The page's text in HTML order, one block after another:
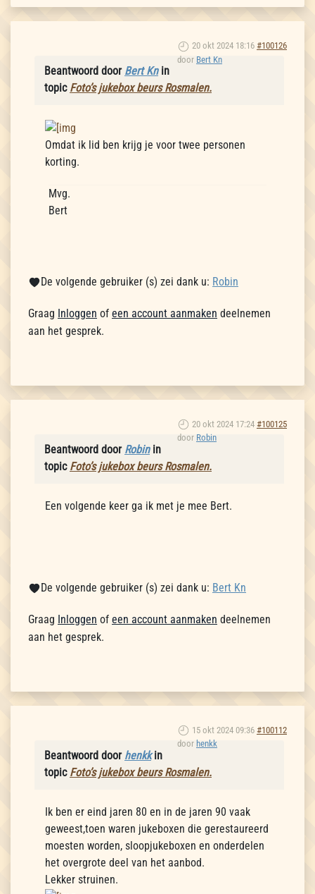
20 okt 2024 18:16 #100126
door Bert Kn
Beantwoord door Bert Knin
topic Foto’s jukebox beurs Rosmalen.
Omdat ik lid ben krijg je voor twee personen
korting.
Mvg.
Bert
De volgende gebruiker (s) zei dank u: Robin
Graag Inloggen of een account aanmaken deelnemen
aan het gesprek.
20 okt 2024 17:24 #100125
door Robin
Beantwoord door Robinin
topic Foto’s jukebox beurs Rosmalen.
Een volgende keer ga ik met je mee Bert.
De volgende gebruiker (s) zei dank u: Bert Kn
Graag Inloggen of een account aanmaken deelnemen
aan het gesprek.
15 okt 2024 09:36 #100112
door henkk
Beantwoord door henkkin
topic Foto’s jukebox beurs Rosmalen.
Ik ben er eind jaren 80 en in de jaren 90 vaak
geweest,toen waren jukeboxen die gerestaureerd
moesten worden, sloopjukeboxen en onderdelen
het overgrote deel van het aanbod.
Lekker struinen.